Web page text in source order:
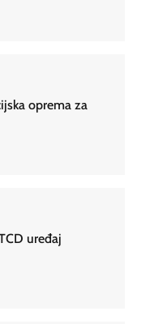
oprema za
uređaj